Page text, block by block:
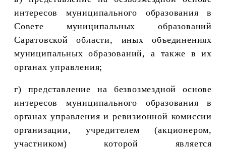
интересов муниципального образования в
Совете муниципальных образований
Саратовской области, иных объединениях
муниципальных образований, а также в их
органах управления;
г) представление на безвозмездной основе
интересов муниципального образования в
органах управления и ревизионной комиссии
организации, учредителем (акционером,
участником) которой является